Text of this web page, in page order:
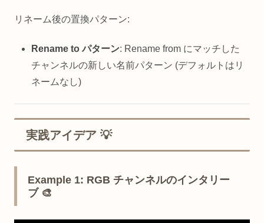
リネーム後の置換パターン:
Rename to パターン: Rename from にマッチした
チャンネルの新しい名前パターン (デフォルトはリ
ネームなし)
実践アイデア 💡
Example 1: RGB チャンネルのインタリー
ブ 🎨